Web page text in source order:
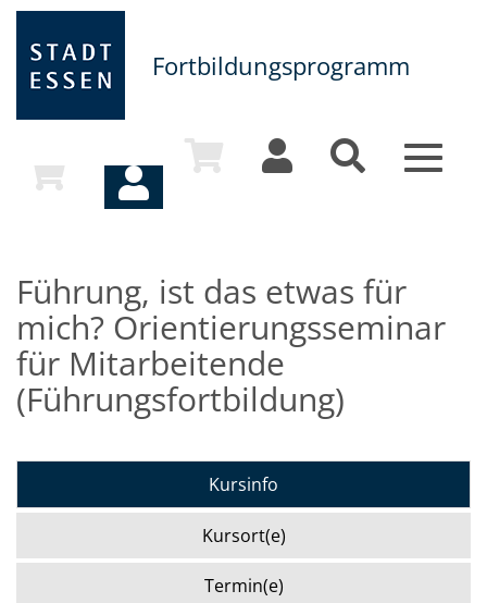
Fortbildungsprogramm
Toggle
Führung, ist das etwas für
mich? Orientierungsseminar
für Mitarbeitende
(Führungsfortbildung)
Kursinfo
Kursort(e)
Termin(e)